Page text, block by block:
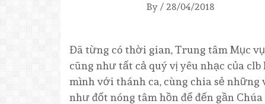
By / 28/04/2018
Đã từng có thời gian, Trung tâm Mục
cũng như tất cả quý vị yêu nhạc của clb
mình với thánh ca, cùng chia sẻ những
như đốt nóng tâm hồn để đến gần